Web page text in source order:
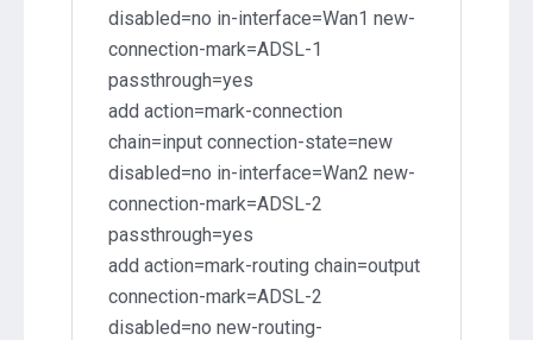
disabled=no in-interface=Wan1 new-
connection-mark=ADSL-1
passthrough=yes
add action=mark-connection
chain=input connection-state=new
disabled=no in-interface=Wan2 new-
connection-mark=ADSL-2
passthrough=yes
add action=mark-routing chain=output
connection-mark=ADSL-2
disabled=no new-routing-